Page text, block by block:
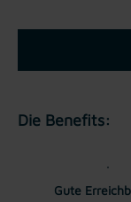
Die Benefits:
Gute